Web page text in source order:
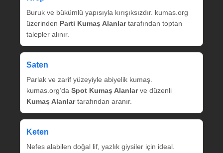
Buruk ve bükümlü yapısıyla kırışıksızdır. kumas.org
üzerinden Parti Kumaş Alanlartarafından toptan
talepler alınır.
Saten
Parlak ve zarif yüzeyiyle abiyelik kumaş.
kumas.org’da Spot Kumaş Alanlarve düzenli
Kumaş Alanlartarafından aranır.
Keten
Nefes alabilen doğal lif, yazlık giysiler için ideal.